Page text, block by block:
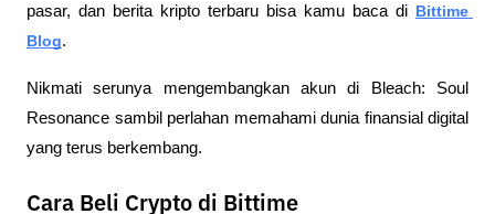
pasar, dan berita kripto terbaru bisa kamu baca di Bittime
Blog.
Nikmati serunya mengembangkan akun di Bleach: Soul
Resonance sambil perlahan memahami dunia finansial digital
yang terus berkembang.
Cara Beli Crypto di Bittime